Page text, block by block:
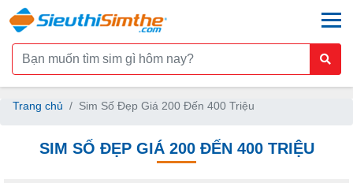
Trang chủ Sim Số Đẹp Giá 200 Đến 400 Triệu
SIM SỐ ĐẸP GIÁ 200 ĐẾN 400 TRIỆU